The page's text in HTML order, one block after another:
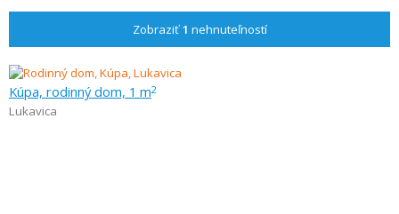
Zobraziť1 nehnuteľností
Kúpa, rodinný dom, 1 m2
Lukavica